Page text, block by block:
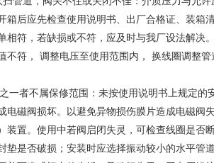
箱后应先检查使用说明书、出厂合格证、装箱
相符，若缺损或不符，应及时与我厂设法解决
不符，
调整电压至使用范围内，
换线圈调整
一者不属保修范围：未按使用说明书上规定
电磁阀损坏。以避免异物损伤膜片造成电磁阀
装置。使用中若阀启闭失灵，可检查线圈是否
垫是否破损；安装时应选择振动较小的水平管